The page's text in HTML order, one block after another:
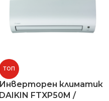
ТОП
Инверторен климатик
DAIKIN FTXP50M /